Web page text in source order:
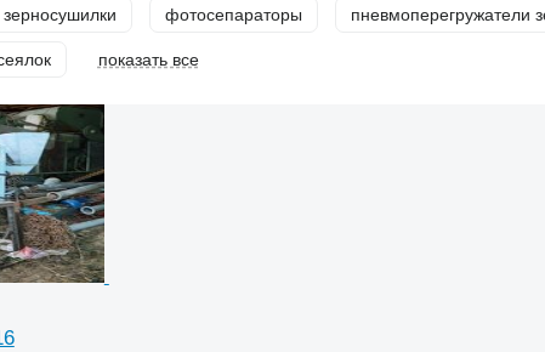
фотосепараторы пневмоперегружатели
показать все